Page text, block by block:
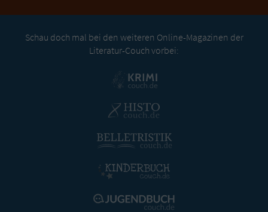
Schau doch mal bei den weiteren Online-Magazinen der
Literatur-Couch vorbei: